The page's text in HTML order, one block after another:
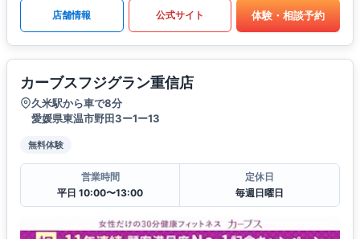
店舗情報 公式サイト 体験・相談予約
カーブスフジグラン重信店
久米駅から車で8分
愛媛県東温市野田3ー1ー13
無料体験
営業時間
平日 10:00〜13:00
定休日
毎週日曜日